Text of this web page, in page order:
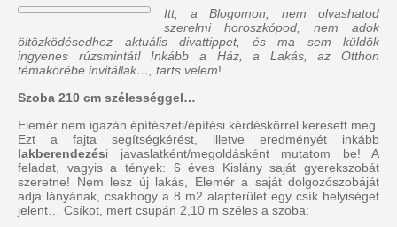
Itt, a Blogomon, nem olvashatod
szerelmi horoszkópod, nem adok
öltözködésedhez aktuális divattippet, és ma sem küldök
ingyenes rúzsmintát! Inkább a Ház, a Lakás, az Otthon
témakörébe invitállak…, tarts velem!
Szoba 210 cm szélességgel…
Elemér nem igazán építészeti/építési kérdéskörrel keresett meg.
Ezt a fajta segítségkérést, illetve eredményét inkább
lakberendezési javaslatként/megoldásként mutatom be! A
feladat, vagyis a tények: 6 éves Kislány saját gyerekszobát
szeretne! Nem lesz új lakás, Elemér a saját dolgozószobáját
adja lányának, csakhogy a 8 m2 alapterület egy csík helyiséget
jelent… Csíkot, mert csupán 2,10 m széles a szoba: